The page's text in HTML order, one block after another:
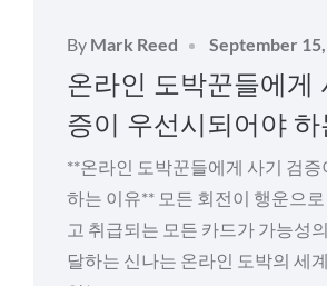
By Mark Reed
Posted
on
September
온라인 도박꾼들에게
증이 우선시되어야
**온라인 도박꾼들에게 사기 검
하는 이유** 모든 회전이 행운으
고 취급되는 모든 카드가 가능성
달하는 신나는 온라인 도박의 세